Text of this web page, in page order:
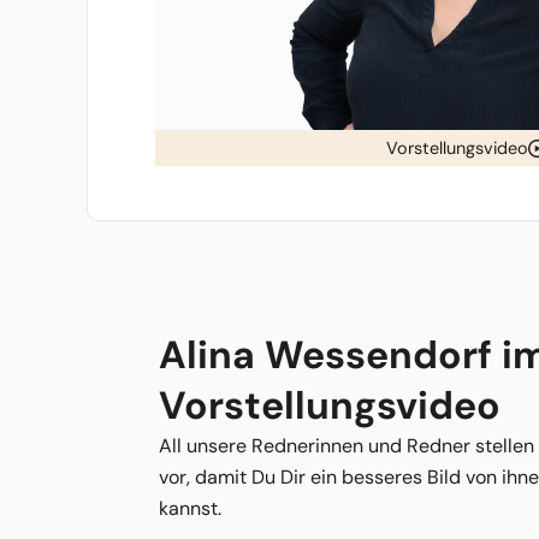
Vorstellungsvideo
Alina Wessendorf
Vorstellungsvideo
All unsere Rednerinnen und Redner
vor, damit Du Dir ein besseres Bild von
kannst.